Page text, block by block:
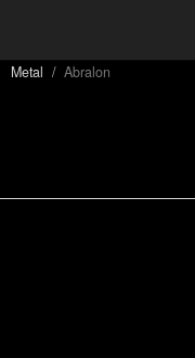
Metal Abralon